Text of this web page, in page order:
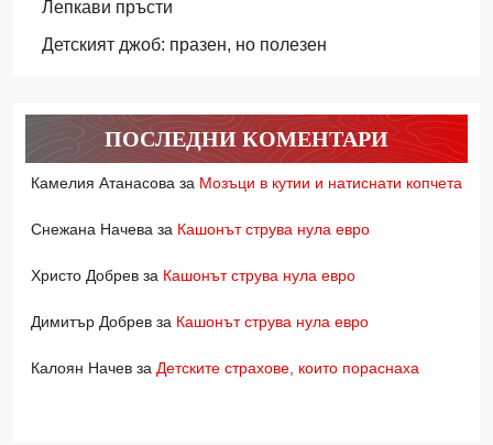
Лепкави пръсти
Детският джоб: празен, но полезен
ПОСЛЕДНИ КОМЕНТАРИ
Камелия Атанасова за Мозъци в кутии и натиснати копчета
Снежана Начева за Кашонът струва нула евро
Христо Добрев за Кашонът струва нула евро
Димитър Добрев за Кашонът струва нула евро
Калоян Начев за Детските страхове, които пораснаха